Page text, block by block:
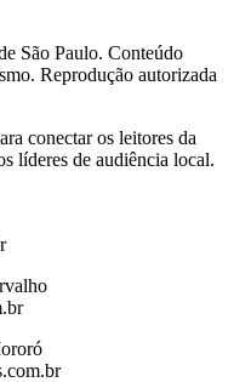
São Paulo. Conteúdo
Reprodução autorizada
conectar os leitores da
líderes de audiência local.